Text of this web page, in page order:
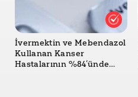
İvermektin ve Mebendazol
Kullanan Kanser
Hastalarının %84’ünde